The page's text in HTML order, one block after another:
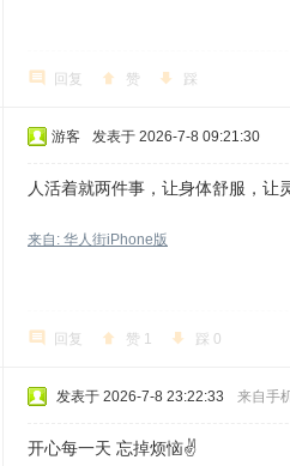
回复 赞 踩
游客 发表于 2026-7-8 09:21:30
人活着就两件事，让身体舒服，让
来自: 华人街iPhone版
回复 赞 1 踩 0
发表于 2026-7-8 23:22:33 来自手
开心每一天 忘掉烦恼✌️